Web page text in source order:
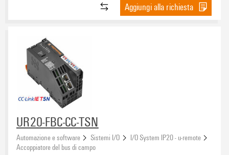
Aggiungi alla richiesta
UR20-FBC-CC-TSN
Automazione e software Sistemi I/O
I/O System IP20 - u-remote
Accoppiatore del bus di campo